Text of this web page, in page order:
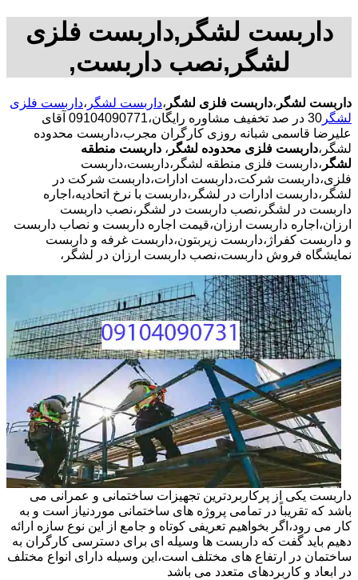
داربست لشگر,داربست فلزی
لشگر,نصب داربست,
داربست لشگر ،داربست فلزی لشگر ،داربست لشگر ،داربست فلزی
لشگر
30 در صد تخفیف مشاوره رایگان،09104090771 آقای
علیرضا قاسمی شبانه روزی کارگران مجرب،داربست محدوده
لشگر،داربست فلزی محدوده لشگر ، داربست منطقه
لشگر ،داربست فلزی منطقه لشگر،داربست،داربست
فلزی،داربست شرکت،داربست ادارات،داربست شرکت در
لشگر،داربست ادارات در لشگر،داربست با نرخ اتحادیه،اجاره
داربست در لشگر،نصب داربست در لشگر،نصب داربست
ارزان،اجاره داربست ارزان،قیمت اجاره داربست و نصاب داربست
و داربست کفراژ،داربست زیربتون،داربست غرفه و داربست
نمایشگاه فروش داربست،نصب داربست ارزان در لشگر،
داربست یکی از پرکاربردترین تجهیزات ساختمانی و عمرانی می
باشد که تقریباً در تمامی پروژه های ساختمانی موردنیاز است و به
کار می رود،اگر بخواهیم تعریفی کوتاه و جامع از این نوع سازه ارائه
دهیم باید گفت که داربست ها وسیله ای برای دسترسی کارگران به
ساختمان در ارتفاع های مختلف است،این وسیله دارای انواع مختلف
در ابعاد و کاربردهای متعدد می باشد